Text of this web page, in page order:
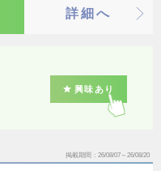
詳細へ
興味あり
掲載期間 26/08/07～26/08/20